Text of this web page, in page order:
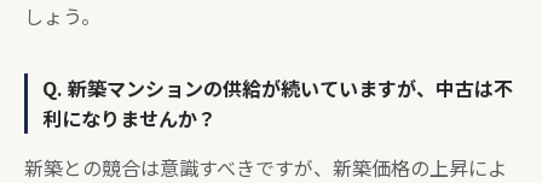
しょう。
Q. 新築マンションの供給が続いていますが、中古は不
利になりませんか？
新築との競合は意識すべきですが、新築価格の上昇によ